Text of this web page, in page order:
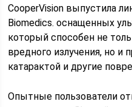
CooperVision выпустила
Biomedics. оснащенных
который способен не
вредного излучения, но и
катарактой и другие
Опытные пользователи